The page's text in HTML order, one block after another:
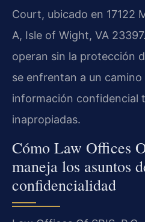
Court, ubicado en 17122
A, Isle of Wight, VA
operan sin la protección
se enfrentan a un
información confidencial
inapropiadas.
Cómo Law Offices
maneja los asuntos
confidencialidad